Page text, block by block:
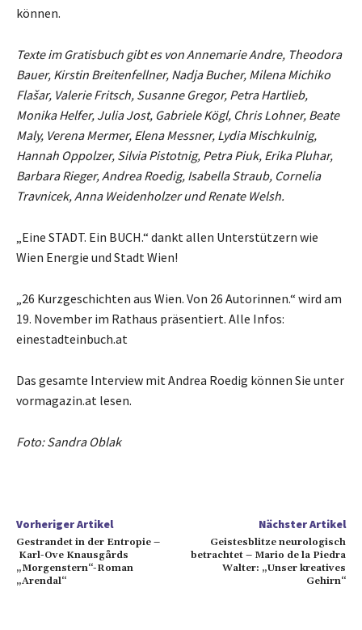
können.
Texte im Gratisbuch gibt es von Annemarie Andre, Theodora
Bauer, Kirstin Breitenfellner, Nadja Bucher, Milena Michiko
Flašar, Valerie Fritsch, Susanne Gregor, Petra Hartlieb,
Monika Helfer, Julia Jost, Gabriele Kögl, Chris Lohner, Beate
Maly, Verena Mermer, Elena Messner, Lydia Mischkulnig,
Hannah Oppolzer, Silvia Pistotnig, Petra Piuk, Erika Pluhar,
Barbara Rieger, Andrea Roedig, Isabella Straub, Cornelia
Travnicek, Anna Weidenholzer und Renate Welsh.
„Eine STADT. Ein BUCH.“ dankt allen Unterstützern wie
Wien Energie und Stadt Wien!
„26 Kurzgeschichten aus Wien. Von 26 Autorinnen.“ wird am
19. November im Rathaus präsentiert. Alle Infos:
einestadteinbuch.at
Das gesamte Interview mit Andrea Roedig können Sie unter
vormagazin.at lesen.
Foto: Sandra Oblak
Vorheriger Artikel
Gestrandet in der Entropie –
Karl-Ove Knausgårds
„Morgenstern“-Roman
„Arendal“
Nächster Artikel
Geistesblitze neurologisch
betrachtet – Mario de la Piedra
Walter: „Unser kreatives
Gehirn“